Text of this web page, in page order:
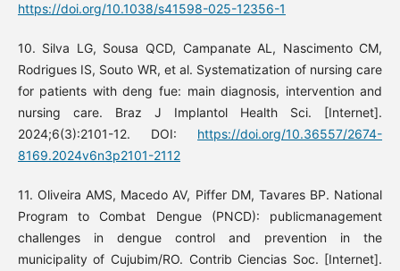
https://doi.org/10.1038/s41598-025-12356-1
10. Silva LG, Sousa QCD, Campanate AL, Nascimento CM,
Rodrigues IS, Souto WR, et al. Systematization of nursing care
for patients with deng fue: main diagnosis, intervention and
nursing care. Braz J Implantol Health Sci. [Internet].
2024;6(3):2101-12. DOI: https://doi.org/10.36557/2674-
8169.2024v6n3p2101-2112
11. Oliveira AMS, Macedo AV, Piffer DM, Tavares BP. National
Program to Combat Dengue (PNCD): publicmanagement
challenges in dengue control and prevention in the
municipality of Cujubim/RO. Contrib Ciencias Soc. [Internet].